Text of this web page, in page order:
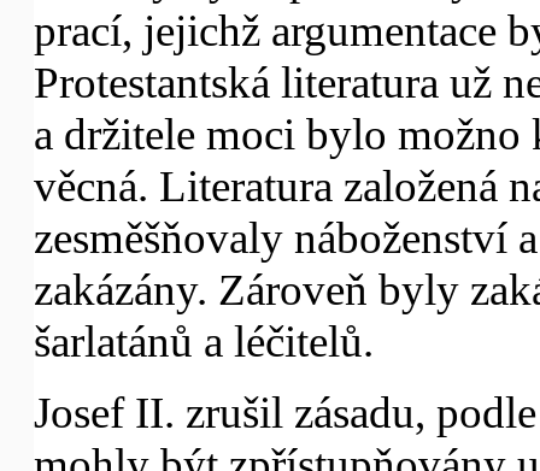
prací, jejichž argumentace
Protestantská literatura už
a držitele moci bylo
věcná. Literatura založená
zesměšňovaly náboženství
zakázány. Zároveň byly
šarlatánů a léčitelů.
Josef II. zrušil zásadu,